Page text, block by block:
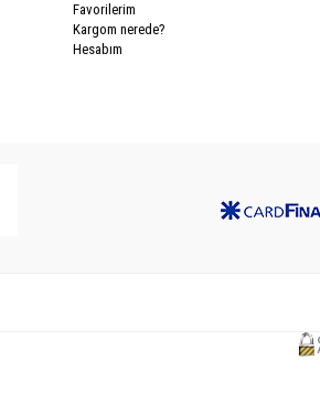
Favorilerim
Kargom nerede?
Hesabım